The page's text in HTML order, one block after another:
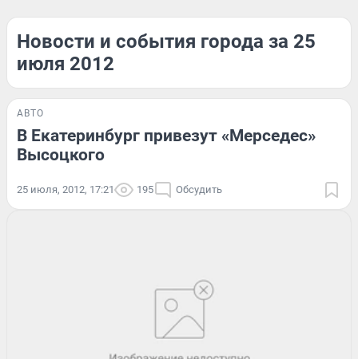
Новости и события города за 25
июля 2012
АВТО
В Екатеринбург привезут «Мерседес»
Высоцкого
25 июля, 2012, 17:21 195 Обсудить